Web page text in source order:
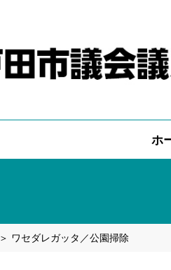
ホ
＞ ワセダレガッタ／公園掃除